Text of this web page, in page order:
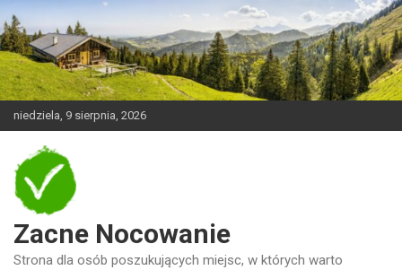
Skip
to
content
niedziela, 9 sierpnia, 2026
Zacne Nocowanie
Strona dla osób poszukujących miejsc, w których warto